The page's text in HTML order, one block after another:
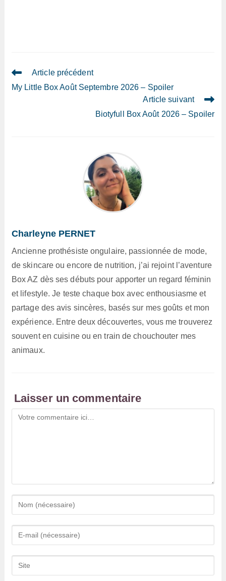
Read
articles
Article précédent
My Little Box Août Septembre 2026 – Spoiler
Article suivant
Biotyfull Box Août 2026 – Spoiler
Charleyne PERNET
Ancienne prothésiste ongulaire, passionnée de mode,
de skincare ou encore de nutrition, j’ai rejoint l’aventure
Box AZ dès ses débuts pour apporter un regard féminin
et lifestyle. Je teste chaque box avec enthousiasme et
partage des avis sincères, basés sur mes goûts et mon
expérience. Entre deux découvertes, vous me trouverez
souvent en cuisine ou en train de chouchouter mes
animaux.
Laisser un commentaire
Comment
your
name
comment
your
email
address
l’URL